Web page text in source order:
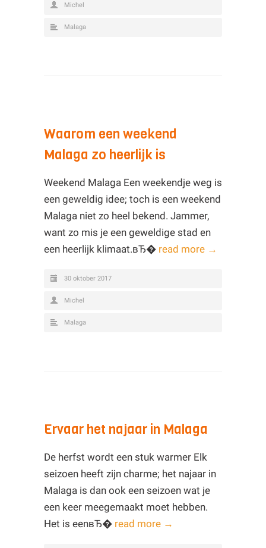
Michel
Malaga
Waarom een weekend
Malaga zo heerlijk is
Weekend Malaga Een weekendje weg is
een geweldig idee; toch is een weekend
Malaga niet zo heel bekend. Jammer,
want zo mis je een geweldige stad en
een heerlijk klimaat.вЂ� read more →
30 oktober 2017
Michel
Malaga
Ervaar het najaar in Malaga
De herfst wordt een stuk warmer Elk
seizoen heeft zijn charme; het najaar in
Malaga is dan ook een seizoen wat je
een keer meegemaakt moet hebben.
Het is eenвЂ� read more →